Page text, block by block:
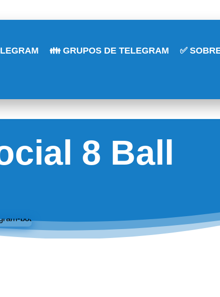
👪 GRUPOS DE TELEGRAM ✅
8 Ball